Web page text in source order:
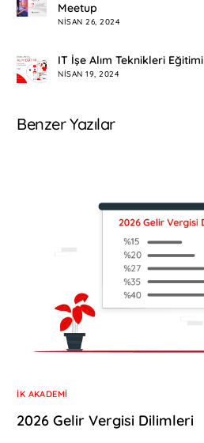
Meetup
NISAN 26, 2024
IT İşe Alım Teknikleri Eğitimi
NISAN 19, 2024
Benzer Yazılar
İK AKADEMI
2026 Gelir Vergisi Dilimleri